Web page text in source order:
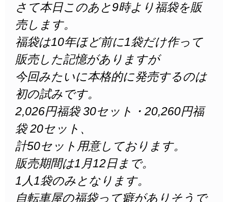
さて本日このあと9時より福袋を販
売します。
福袋は10年ほど前に1袋だけ作って
販売した記憶がありますが
今回みたいに本格的に発売するのは
初の試みです。
2,026円福袋 30セット・20,260円福
袋 20セット、
計50セット用意しております。
販売期間は1月12日まで。
1人1袋のみとなります。
自転車屋の福袋って癖がありそうで